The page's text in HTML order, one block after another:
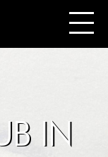
IN